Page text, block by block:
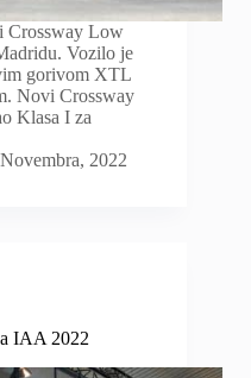
Crossway Low
Vozilo je
gorivom XTL
Novi Crossway
Klasa I za
2022
IAA 2022